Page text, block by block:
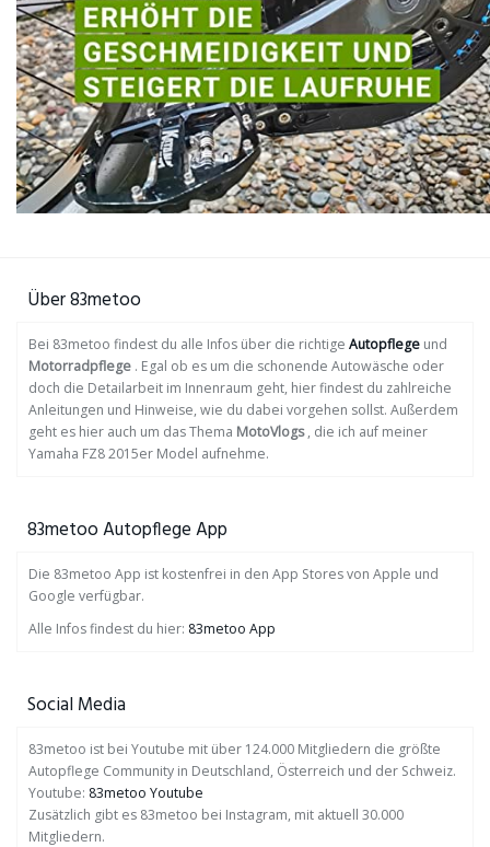
Über 83metoo
Bei 83metoo findest du alle Infos über die richtige Autopflege und
Motorradpflege . Egal ob es um die schonende Autowäsche oder
doch die Detailarbeit im Innenraum geht, hier findest du zahlreiche
Anleitungen und Hinweise, wie du dabei vorgehen sollst. Außerdem
geht es hier auch um das Thema MotoVlogs, die ich auf meiner
Yamaha FZ8 2015er Model aufnehme.
83metoo Autopflege App
Die 83metoo App ist kostenfrei in den App Stores von Apple und
Google verfügbar.
Alle Infos findest du hier: 83metoo App
Social Media
83metoo ist bei Youtube mit über 124.000 Mitgliedern die größte
Autopflege Community in Deutschland, Österreich und der Schweiz.
Youtube: 83metoo Youtube
Zusätzlich gibt es 83metoo bei Instagram, mit aktuell 30.000
Mitgliedern.